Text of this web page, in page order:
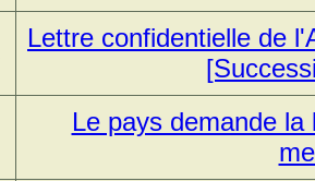
Lettre confidentielle de
Le pays demande